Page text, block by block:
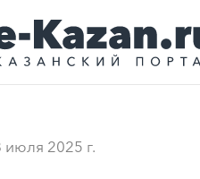
июля 2025 г.